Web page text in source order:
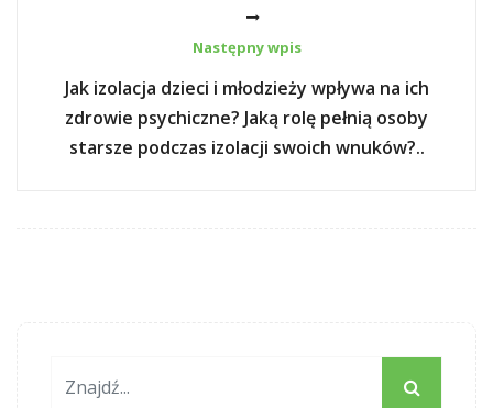
Następny wpis
Jak izolacja dzieci i młodzieży wpływa na ich
zdrowie psychiczne? Jaką rolę pełnią osoby
starsze podczas izolacji swoich wnuków?..